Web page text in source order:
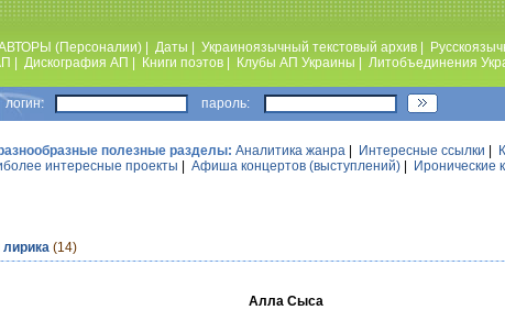
(Персоналии) Даты Украиноязычный текстовый архив
Дискография АП Книги поэтов Клубы АП Украины Литобъединения
пароль:
полезные разделы: Аналитика жанра Интересные ссылки
интересные проекты Афиша концертов (выступлений) Иронические
(14)
Алла Сыса